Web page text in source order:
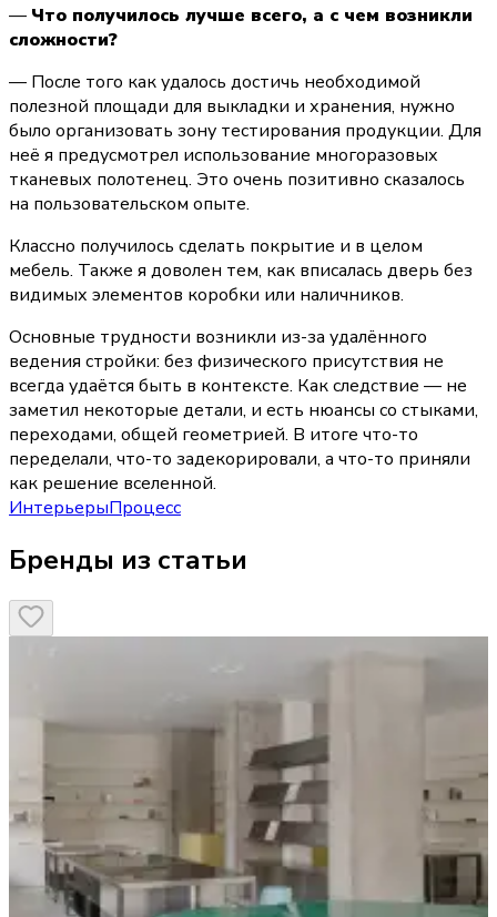
— Что получилось лучше всего, а с чем возникли
сложности?
— После того как удалось достичь необходимой
полезной площади для выкладки и хранения, нужно
было организовать зону тестирования продукции. Для
неё я предусмотрел использование многоразовых
тканевых полотенец. Это очень позитивно сказалось
на пользовательском опыте.
Классно получилось сделать покрытие и в целом
мебель. Также я доволен тем, как вписалась дверь без
видимых элементов коробки или наличников.
Основные трудности возникли из-за удалённого
ведения стройки: без физического присутствия не
всегда удаётся быть в контексте. Как следствие — не
заметил некоторые детали, и есть нюансы со стыками,
переходами, общей геометрией. В итоге что-то
переделали, что-то задекорировали, а что-то приняли
как решение вселенной.
ИнтерьерыПроцесс
Бренды из статьи